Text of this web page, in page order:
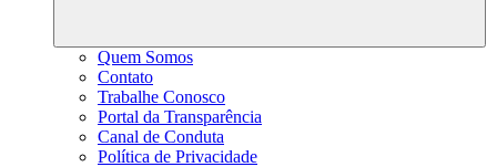
Quem Somos
Contato
Trabalhe Conosco
Portal da Transparência
Canal de Conduta
Política de Privacidade